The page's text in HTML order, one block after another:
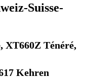
Suisse-
XT660Z Ténéré,
Kehren